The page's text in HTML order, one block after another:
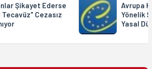
Şikayet Ederse
Tecavüz" Cezasız
Avrupa
Yönelik
Yasal